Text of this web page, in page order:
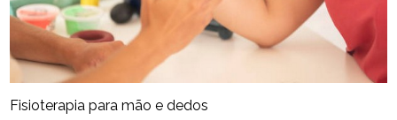
Fisioterapia para mão e dedos​